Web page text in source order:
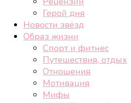
Герой дня
Новости звёзд
Образ жизни
Спорт и фитнес
Путешествия, отдых
Отношения
Мотивация
Мифы